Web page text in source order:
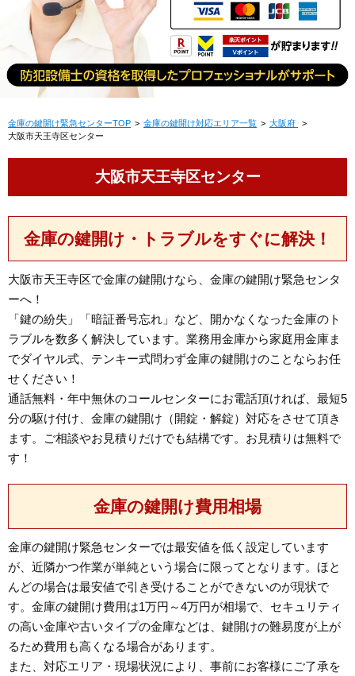
金庫の鍵開け緊急センターTOP 金庫の鍵開け対応エリア一覧
大阪府
大阪市天王寺区センター
大阪市天王寺区センター
金庫の鍵開け・トラブルをすぐに解決！
大阪市天王寺区で金庫の鍵開けなら、金庫の鍵開け緊急センタ
ーへ！
「鍵の紛失」「暗証番号忘れ」など、開かなくなった金庫のト
ラブルを数多く解決しています。業務用金庫から家庭用金庫ま
でダイヤル式、テンキー式問わず金庫の鍵開けのことならお任
せください！
通話無料・年中無休のコールセンターにお電話頂ければ、最短5
分の駆け付け、金庫の鍵開け（開錠・解錠）対応をさせて頂き
ます。ご相談やお見積りだけでも結構です。お見積りは無料で
す！
金庫の鍵開け費用相場
金庫の鍵開け緊急センターでは最安値を低く設定しています
が、近隣かつ作業が単純という場合に限ってとなります。ほと
んどの場合は最安値で引き受けることができないのが現状で
す。金庫の鍵開け費用は1万円～4万円が相場で、セキュリティ
の高い金庫や古いタイプの金庫などは、鍵開けの難易度が上が
るため費用も高くなる場合があります。
また、対応エリア・現場状況により、事前にお客様にご了承を